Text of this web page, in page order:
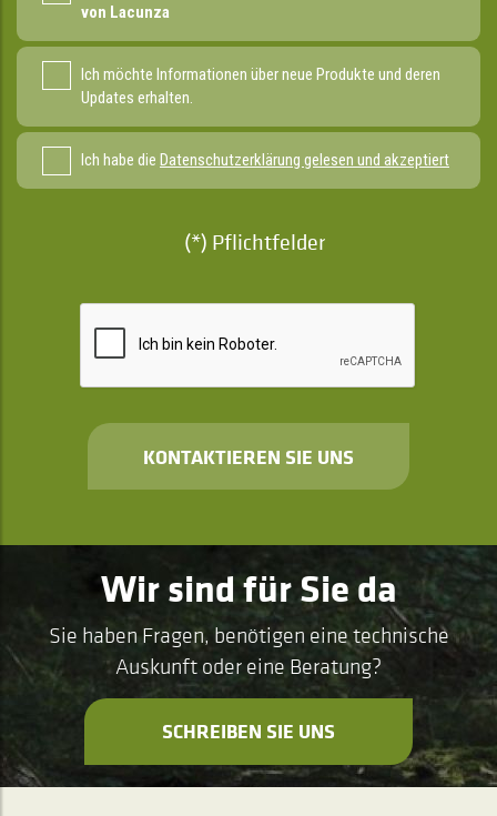
von Lacunza
Ich möchte Informationen über neue Produkte und deren
Updates erhalten.
Ich habe die Datenschutzerklärung gelesen und akzeptiert
(*) Pflichtfelder
KONTAKTIEREN SIE UNS
Wir sind für Sie da
Sie haben Fragen, benötigen eine technische
Auskunft oder eine Beratung?
SCHREIBEN SIE UNS